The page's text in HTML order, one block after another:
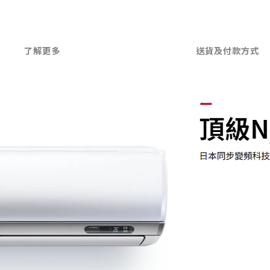
了解更多 送貨及付款方式